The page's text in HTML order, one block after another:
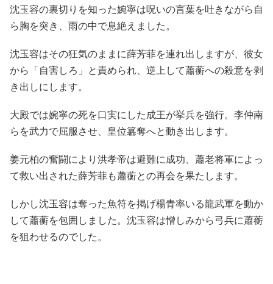
沈玉容の裏切りを知った婉寧は呪いの言葉を吐きながら自
ら胸を突き、雨の中で息絶えました。
沈玉容はその狂気のままに薛芳菲を連れ出しますが、彼女
から「自害しろ」と責められ、逆上して蕭蘅への殺意を剥
き出しにします。
大殿では婉寧の死を口実にした成王が挙兵を強行。李仲南
らを武力で屈服させ、皇位簒奪へと動き出します。
姜元柏の奮闘により洪孝帝は避難に成功、蕭老将軍によっ
て救い出された薛芳菲も蕭蘅との再会を果たします。
しかし沈玉容は奪った魚符を掲げ楊青率いる龍武軍を動か
して蕭蘅を包囲しました。沈玉容は憎しみから弓兵に蕭蘅
を狙わせるのでした。